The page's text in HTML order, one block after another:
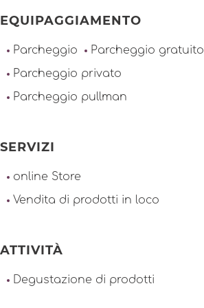
EQUIPAGGIAMENTO
Parcheggio
Parcheggio gratuito
Parcheggio privato
Parcheggio pullman
SERVIZI
online Store
Vendita di prodotti in loco
ATTIVITÀ
Degustazione di prodotti